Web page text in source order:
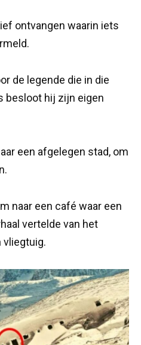
ontvangen waarin iets
de legende die in die
besloot hij zijn eigen
een afgelegen stad, om
naar een café waar een
vertelde van het